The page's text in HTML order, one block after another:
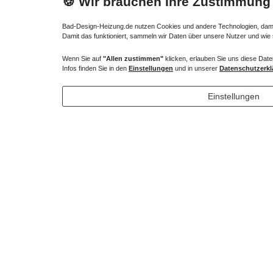
Bad-Design-Heizung.de nutzen Cookies und andere Technologien,
Damit das funktioniert, sammeln wir Daten über unsere Nutzer und
Wenn Sie auf "Allen zustimmen" klicken, erlauben Sie uns diese
Infos finden Sie in den Einstellungen und in unserer
Einstellungen